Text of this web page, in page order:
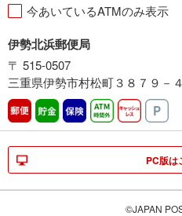
今あいているATMのみ表示
伊勢北浜郵便局
〒 515-0507
三重県伊勢市村松町３８７９－４
郵便 貯金 保険 ATM時間外
キャッ
PC版は
©JAPAN